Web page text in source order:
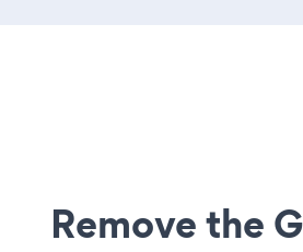
Remove the